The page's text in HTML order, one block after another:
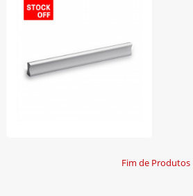
Fim de Produtos